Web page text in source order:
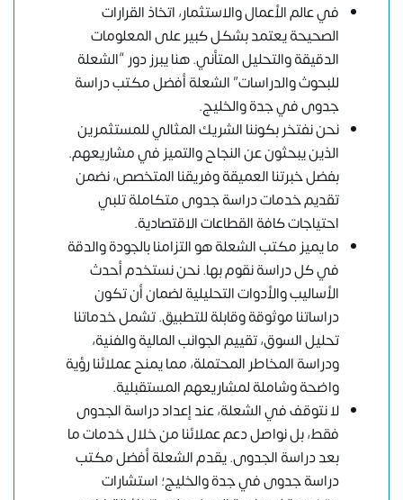
في عالم الأعمال والاستثمار، اتخاذ القرارات
الصحيحة يعتمد بشكل كبير على المعلومات
الدقيقة والتحليل المتأني. هنا يبرز دور “الشعلة
للبحوث والدراسات” الشعلة أفضل مكتب دراسة
جدوى في جدة والخليج.
نحن نفتخر بكوننا الشريك المثالي للمستثمرين
الذين يبحثون عن النجاح والتميز في مشاريعهم.
بفضل خبرتنا العميقة وفريقنا المتخصص، نضمن
تقديم خدمات دراسة جدوى متكاملة تلبي
احتياجات كافة القطاعات الاقتصادية.
ما يميز مكتب الشعلة هو التزامنا بالجودة والدقة
في كل دراسة نقوم بها. نحن نستخدم أحدث
الأساليب والأدوات التحليلية لضمان أن تكون
دراساتنا موثوقة وقابلة للتطبيق. تشمل خدماتنا
تحليل السوق، تقييم الجوانب المالية والفنية،
ودراسة المخاطر المحتملة، مما يمنح عملائنا رؤية
واضحة وشاملة لمشاريعهم المستقبلية.
لا نتوقف في الشعلة، عند إعداد دراسة الجدوى
فقط، بل نواصل دعم عملائنا من خلال خدمات ما
بعد دراسة الجدوى. يقدم الشعلة أفضل مكتب
دراسة جدوى في جدة والخليج؛ استشارات